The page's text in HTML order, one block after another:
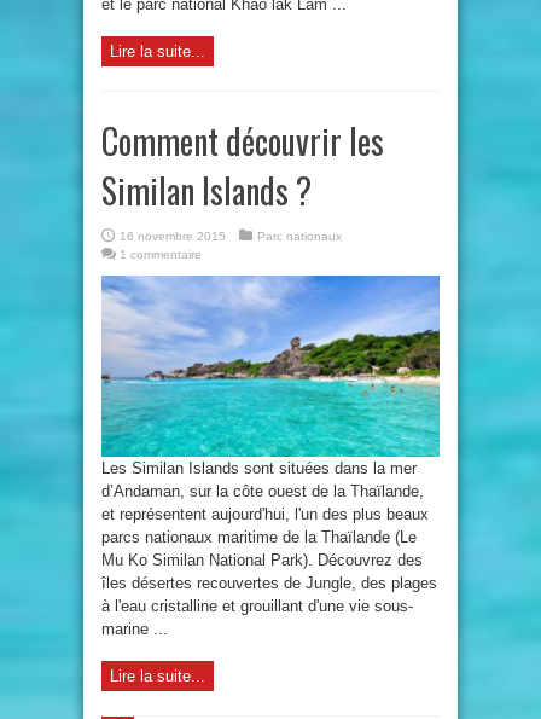
et le parc national Khao lak Lam ...
Lire la suite...
Comment découvrir les
Similan Islands ?
16 novembre 2015
Parc nationaux
1 commentaire
Les Similan Islands sont situées dans la mer
d’Andaman, sur la côte ouest de la Thaïlande,
et représentent aujourd'hui, l'un des plus beaux
parcs nationaux maritime de la Thaïlande (Le
Mu Ko Similan National Park). Découvrez des
îles désertes recouvertes de Jungle, des plages
à l'eau cristalline et grouillant d'une vie sous-
marine ...
Lire la suite...